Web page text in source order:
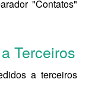
"Contatos"
Terceiros
a terceiros